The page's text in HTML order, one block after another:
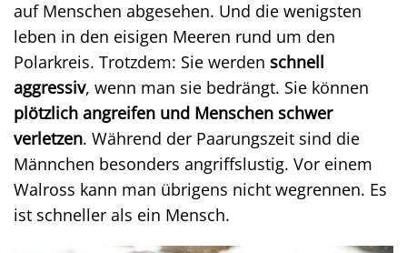
auf Menschen abgesehen. Und die wenigsten
leben in den eisigen Meeren rund um den
Polarkreis. Trotzdem: Sie werden schnell
aggressiv, wenn man sie bedrängt. Sie können
plötzlich angreifen und Menschen schwer
verletzen. Während der Paarungszeit sind die
Männchen besonders angriffslustig. Vor einem
Walross kann man übrigens nicht wegrennen. Es
ist schneller als ein Mensch.